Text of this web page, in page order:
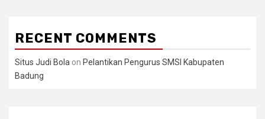
RECENT COMMENTS
Situs Judi Bola on Pelantikan Pengurus SMSI Kabupaten
Badung